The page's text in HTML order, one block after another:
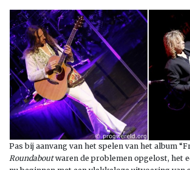
Pas bij aanvang van het spelen van het album
Roundaboutwaren de problemen opgelost, het